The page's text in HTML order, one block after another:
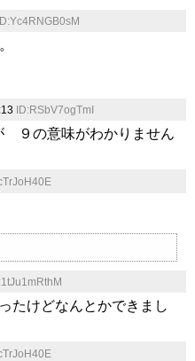
ID:Yc4RNGB0sM
ID:RSbV7ogTmI
９の意味がわかりません
たけどなんとかできまし